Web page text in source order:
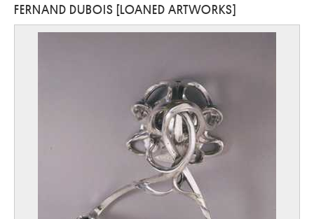
FERNAND DUBOIS [LOANED ARTWORKS]